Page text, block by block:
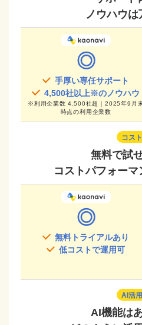
ノウハウは
◎
手厚い専任サポート
4,500社以上※のノウハウ
※利用企業数 4,500社超｜2025年9月
時点の利用企業数
コスト
無料で試
コストパフォーマ
◎
無料トライアルあり
低コストで運用可
AI活用
AI機能は